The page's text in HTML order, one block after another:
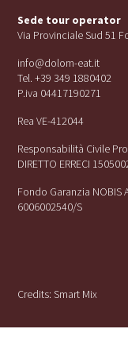
Sede tour operator
Via Provinciale Sud 51
info@dolom-eat.it
Tel. +39 349 1880402
P.iva 04417190271
Rea VE-412044
Responsabilità Civile
DIRETTO ERRECI
Fondo Garanzia NOBIS
6006002540/S
Credits:Smart Mix